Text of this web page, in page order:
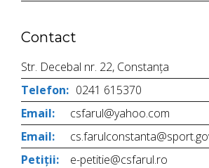
Contact
Str. Decebal nr. 22, Constanța
Telefon: 0241 615370
Email:
csfarul@yahoo.com
Email:
Petiții:
e-petitie@csfarul.ro